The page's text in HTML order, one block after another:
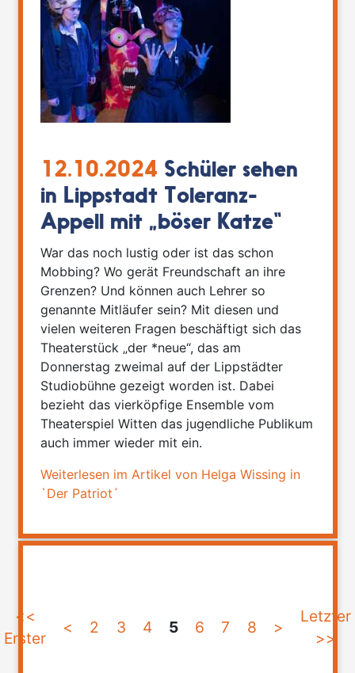
12.10.2024 Schüler sehen
in Lippstadt Toleranz-
Appell mit „böser Katze“
War das noch lustig oder ist das schon
Mobbing? Wo gerät Freundschaft an ihre
Grenzen? Und können auch Lehrer so
genannte Mitläufer sein? Mit diesen und
vielen weiteren Fragen beschäftigt sich das
Theaterstück „der *neue“, das am
Donnerstag zweimal auf der Lippstädter
Studiobühne gezeigt worden ist. Dabei
bezieht das vierköpfige Ensemble vom
Theaterspiel Witten das jugendliche Publikum
auch immer wieder mit ein.
Weiterlesen im Artikel von Helga Wissing in
`Der Patriot´
<<
Erster
< 2 3 4 5 6 7 8 >
Letzter
>>